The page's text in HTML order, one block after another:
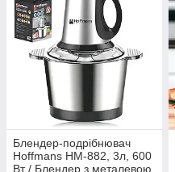
Блендер-подрібнювач
Hoffmans HM-882, 3л, 600
Вт / Блендер з металевою